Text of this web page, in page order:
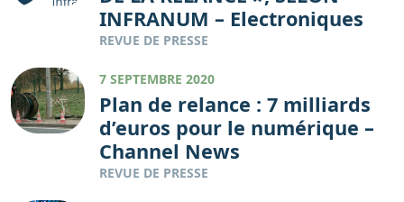
INFRANUM – Electroniques
REVUE DE PRESSE
7 SEPTEMBRE 2020
Plan de relance : 7 milliards
d’euros pour le numérique –
Channel News
REVUE DE PRESSE